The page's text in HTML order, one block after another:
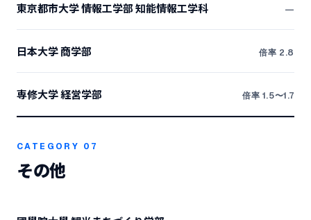
東京都市大学 情報工学部 知能情報工学科 ―
日本大学 商学部 倍率 2.8
専修大学 経営学部 倍率 1.5〜1.7
CATEGORY 07
その他